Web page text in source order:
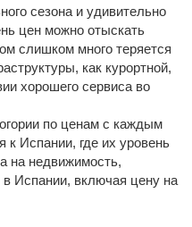
сезона и удивительно
цен можно отыскать
слишком много теряется
как курортной,
хорошего сервиса во
по ценам с каждым
к Испании, где их уровень
на недвижимость,
Испании, включая цену на